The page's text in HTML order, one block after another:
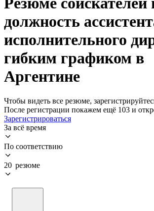
должность
исполнительного
гибким графиком в
Аргентине
Чтобы видеть все резюме,
После регистрации покажем ещё 103 и
Зарегистрироваться
За всё время
По соответствию
20 резюме